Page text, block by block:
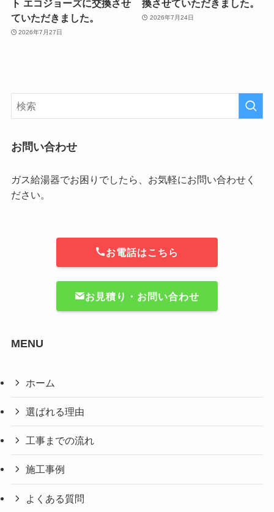
ト エコジョーズに交換させ
ていただきました。
2026年7月27日
換させていただきました。
2026年7月24日
お問い合わせ
ガス給湯器でお困りでしたら、お気軽にお問い合わせく
ださい。
お電話はこちら
お見積り・お問い合わせ
MENU
ホーム
選ばれる理由
工事までの流れ
施工事例
よくある質問